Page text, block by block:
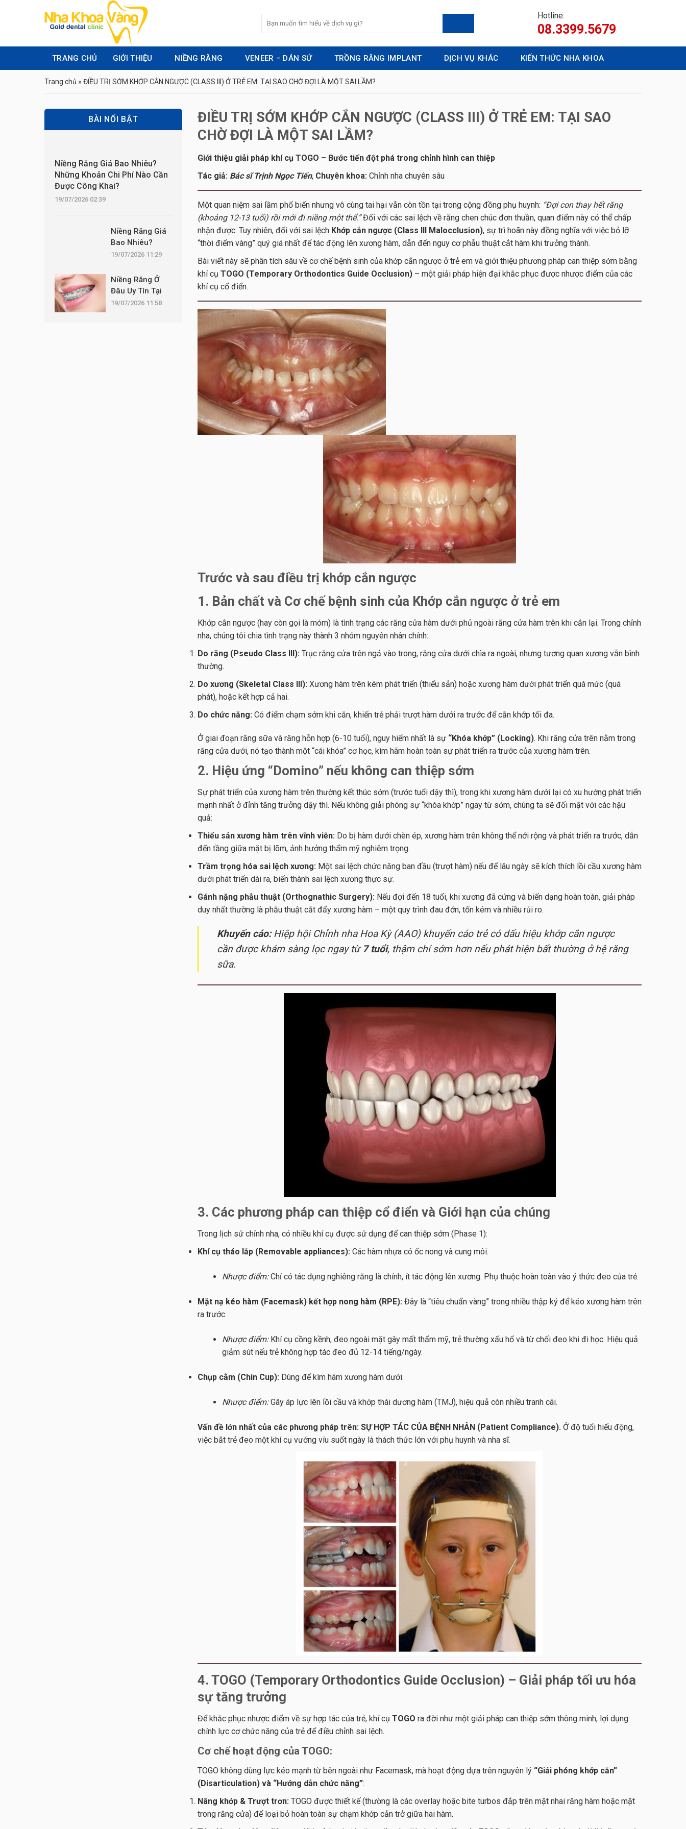
Hotline:
08.3399.5679
TRANG CHỦ GIỚI THIỆU NIỀNG RĂNG VENEER – DÁN SỨ TRỒNG RĂNG IMPLANT DỊCH VỤ KHÁC KIẾN THỨC NHA KHOA
Trang chủ » ĐIỀU TRỊ SỚM KHỚP CẮN NGƯỢC (CLASS III) Ở TRẺ EM: TẠI SAO CHỜ ĐỢI LÀ MỘT SAI LẦM?
ĐIỀU TRỊ SỚM KHỚP CẮN NGƯỢC (CLASS III) Ở TRẺ EM: TẠI SAO
CHỜ ĐỢI LÀ MỘT SAI LẦM?
Giới thiệu giải pháp khí cụ TOGO – Bước tiến đột phá trong chỉnh hình can thiệp
Tác giả: Bác sĩ Trịnh Ngọc Tiến, Chuyên khoa: Chỉnh nha chuyên sâu
Một quan niệm sai lầm phổ biến nhưng vô cùng tai hại vẫn còn tồn tại trong cộng đồng phụ huynh: “Đợi con thay hết răng
(khoảng 12-13 tuổi) rồi mới đi niềng một thể.”Đối với các sai lệch về răng chen chúc đơn thuần, quan điểm này có thể chấp
nhận được. Tuy nhiên, đối với sai lệch Khớp cắn ngược (Class III Malocclusion), sự trì hoãn này đồng nghĩa với việc bỏ lỡ
“thời điểm vàng” quý giá nhất để tác động lên xương hàm, dẫn đến nguy cơ phẫu thuật cắt hàm khi trưởng thành.
Bài viết này sẽ phân tích sâu về cơ chế bệnh sinh của khớp cắn ngược ở trẻ em và giới thiệu phương pháp can thiệp sớm bằng
khí cụ TOGO (Temporary Orthodontics Guide Occlusion) – một giải pháp hiện đại khắc phục được nhược điểm của các
khí cụ cổ điển.
Trước và sau điều trị khớp cắn ngược
1. Bản chất và Cơ chế bệnh sinh của Khớp cắn ngược ở trẻ em
Khớp cắn ngược (hay còn gọi là móm) là tình trạng các răng cửa hàm dưới phủ ngoài răng cửa hàm trên khi cắn lại. Trong chỉnh
nha, chúng tôi chia tình trạng này thành 3 nhóm nguyên nhân chính:
Do răng (Pseudo Class III): Trục răng cửa trên ngả vào trong, răng cửa dưới chìa ra ngoài, nhưng tương quan xương vẫn bình
thường.
Do xương (Skeletal Class III): Xương hàm trên kém phát triển (thiểu sản) hoặc xương hàm dưới phát triển quá mức (quá
phát), hoặc kết hợp cả hai.
Do chức năng: Có điểm chạm sớm khi cắn, khiến trẻ phải trượt hàm dưới ra trước để cắn khớp tối đa.
Ở giai đoạn răng sữa và răng hỗn hợp (6-10 tuổi), nguy hiểm nhất là sự “Khóa khớp” (Locking). Khi răng cửa trên nằm trong
răng cửa dưới, nó tạo thành một “cái khóa” cơ học, kìm hãm hoàn toàn sự phát triển ra trước của xương hàm trên.
2. Hiệu ứng “Domino” nếu không can thiệp sớm
Sự phát triển của xương hàm trên thường kết thúc sớm (trước tuổi dậy thì), trong khi xương hàm dưới lại có xu hướng phát triển
mạnh nhất ở đỉnh tăng trưởng dậy thì. Nếu không giải phóng sự “khóa khớp” ngay từ sớm, chúng ta sẽ đối mặt với các hậu
quả:
Thiểu sản xương hàm trên vĩnh viễn: Do bị hàm dưới chèn ép, xương hàm trên không thể nới rộng và phát triển ra trước, dẫn
đến tầng giữa mặt bị lõm, ảnh hưởng thẩm mỹ nghiêm trọng.
Trầm trọng hóa sai lệch xương: Một sai lệch chức năng ban đầu (trượt hàm) nếu để lâu ngày sẽ kích thích lồi cầu xương hàm
dưới phát triển dài ra, biến thành sai lệch xương thực sự.
Gánh nặng phẫu thuật (Orthognathic Surgery): Nếu đợi đến 18 tuổi, khi xương đã cứng và biến dạng hoàn toàn, giải pháp
duy nhất thường là phẫu thuật cắt đẩy xương hàm – một quy trình đau đớn, tốn kém và nhiều rủi ro.
Khuyến cáo:Hiệp hội Chỉnh nha Hoa Kỳ (AAO) khuyến cáo trẻ có dấu hiệu khớp cắn ngược
cần được khám sàng lọc ngay từ7 tuổi, thậm chí sớm hơn nếu phát hiện bất thường ở hệ răng
sữa.
3. Các phương pháp can thiệp cổ điển và Giới hạn của chúng
Trong lịch sử chỉnh nha, có nhiều khí cụ được sử dụng để can thiệp sớm (Phase 1):
Khí cụ tháo lắp (Removable appliances): Các hàm nhựa có ốc nong và cung môi.
Nhược điểm:Chỉ có tác dụng nghiêng răng là chính, ít tác động lên xương. Phụ thuộc hoàn toàn vào ý thức đeo của trẻ.
Mặt nạ kéo hàm (Facemask) kết hợp nong hàm (RPE): Đây là “tiêu chuẩn vàng” trong nhiều thập kỷ để kéo xương hàm trên
ra trước.
Nhược điểm:Khí cụ cồng kềnh, đeo ngoài mặt gây mất thẩm mỹ, trẻ thường xấu hổ và từ chối đeo khi đi học. Hiệu quả
giảm sút nếu trẻ không hợp tác đeo đủ 12-14 tiếng/ngày.
Chụp cằm (Chin Cup): Dùng để kìm hãm xương hàm dưới.
Nhược điểm:Gây áp lực lên lồi cầu và khớp thái dương hàm (TMJ), hiệu quả còn nhiều tranh cãi.
Vấn đề lớn nhất của các phương pháp trên: SỰ HỢP TÁC CỦA BỆNH NHÂN (Patient Compliance). Ở độ tuổi hiếu động,
việc bắt trẻ đeo một khí cụ vướng víu suốt ngày là thách thức lớn với phụ huynh và nha sĩ.
4. TOGO (Temporary Orthodontics Guide Occlusion) – Giải pháp tối ưu hóa
sự tăng trưởng
Để khắc phục nhược điểm về sự hợp tác của trẻ, khí cụ TOGO ra đời như một giải pháp can thiệp sớm thông minh, lợi dụng
chính lực cơ chức năng của trẻ để điều chỉnh sai lệch.
Cơ chế hoạt động của TOGO:
TOGO không dùng lực kéo mạnh từ bên ngoài như Facemask, mà hoạt động dựa trên nguyên lý “Giải phóng khớp cắn”
(Disarticulation) và “Hướng dẫn chức năng”:
Nâng khớp & Trượt trơn: TOGO được thiết kế (thường là các overlay hoặc bite turbos đắp trên mặt nhai răng hàm hoặc mặt
trong răng cửa) để loại bỏ hoàn toàn sự chạm khớp cản trở giữa hai hàm.
BÀI NỔI BẬT
Niềng Răng Giá Bao Nhiêu?
Những Khoản Chi Phí Nào Cần
Được Công Khai?
19/07/2026 02:39
Niềng Răng Giá
Bao Nhiêu?
Những Khoản
Được Công
Khai?
19/07/2026 11:29
Niềng Răng Ở
Đâu Uy Tín Tại
Hà Nội? 10 Tiêu
19/07/2026 11:58